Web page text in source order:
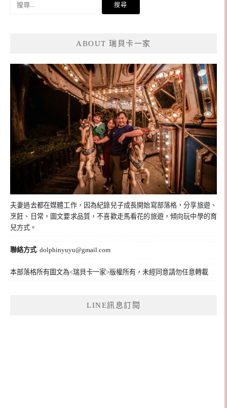
ABOUT 瑞貝卡一家
夫妻過去都在媒體工作，因為紀錄兒子成長開始寫部落格，分享旅遊、
烹飪、日常，圖文要求品質，不喜歡走馬看花的旅遊，傾向玩中學的育
兒方式。
聯絡方式 dolphinyuyu@gmail.com
本部落格所有圖文為<瑞貝卡一家>版權所有，未經同意請勿任意轉載
LINE訊息訂閱